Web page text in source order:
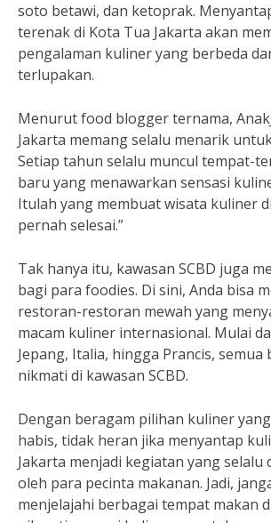
soto betawi, dan ketoprak.
terenak di Kota Tua Jakarta akan
pengalaman kuliner yang berbeda
terlupakan.
Menurut food blogger ternama,
Jakarta memang selalu menarik
Setiap tahun selalu muncul tempat-
baru yang menawarkan sensasi
Itulah yang membuat wisata kuliner
pernah selesai.”
Tak hanya itu, kawasan SCBD juga
bagi para foodies. Di sini, Anda bisa
restoran-restoran mewah yang
macam kuliner internasional. Mulai
Jepang, Italia, hingga Prancis, semua
nikmati di kawasan SCBD.
Dengan beragam pilihan kuliner
habis, tidak heran jika menyantap
Jakarta menjadi kegiatan yang
oleh para pecinta makanan. Jadi,
menjelajahi berbagai tempat makan